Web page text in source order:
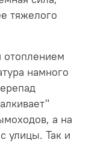
тяжелого
отоплением
намного
а на
улицы. Так и